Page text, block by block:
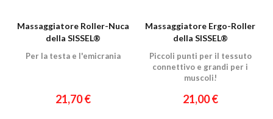
Massaggiatore Roller-Nuca
della SISSEL®
Per la testa e l'emicrania
21,70 €
Massaggiatore Ergo-Roller
della SISSEL®
Piccoli punti per il tessuto
connettivo e grandi per i
muscoli!
21,00 €